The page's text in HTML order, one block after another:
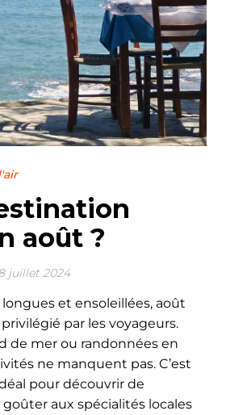
août ?
juillet 2024
et ensoleillées, août
par les voyageurs.
de mer ou randonnées en
ne manquent pas. C’est
pour découvrir de
aux spécialités locales